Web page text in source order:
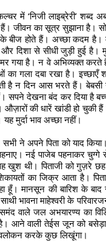
में ‘निजी लाइब्रेरी’ शब्द
जीवन का सूत्र सुझाना है।
बीज होते हैं। अच्छा कदम है।
और दिशा से सीधी जुड़ी हुई है।
मर गया है। न वे अभिव्यक्त
का गला दबा रखा है।
है न दिन आस भरते हैं। बेबसी
देखना बंद कर दिया है
औज़ारों की धारें खांडी हो
मुर्दा भाव अच्छा नहीं।
ने अपने पिता को याद
नई पाजेब पहनाकर चुग्गे
खुश थी। पिताजी को गुज़रे
का जिक्र आता है।
हूँ। मानसून की बारिश के बाद
भावना माहेश्वरी के
वाले जल अभयारण्य का
आने वाली तेईस जून को
करके कुछ लिखूंगा।